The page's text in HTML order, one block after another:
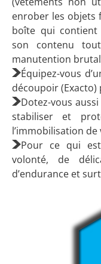
enrober les objets
boîte qui contient
son contenu
manutention
Équipez-vous
découpoir
Dotez-vous
stabiliser et
l’immobilisation de
Pour ce qui
volonté, de
d’endurance et